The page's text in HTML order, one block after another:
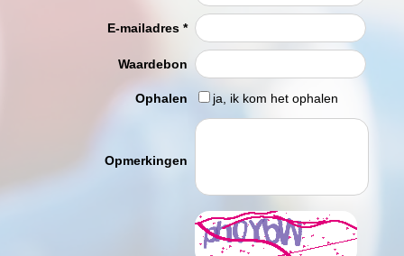
E-mailadres *
Waardebon
Ophalen ja, ik kom het ophalen
Opmerkingen